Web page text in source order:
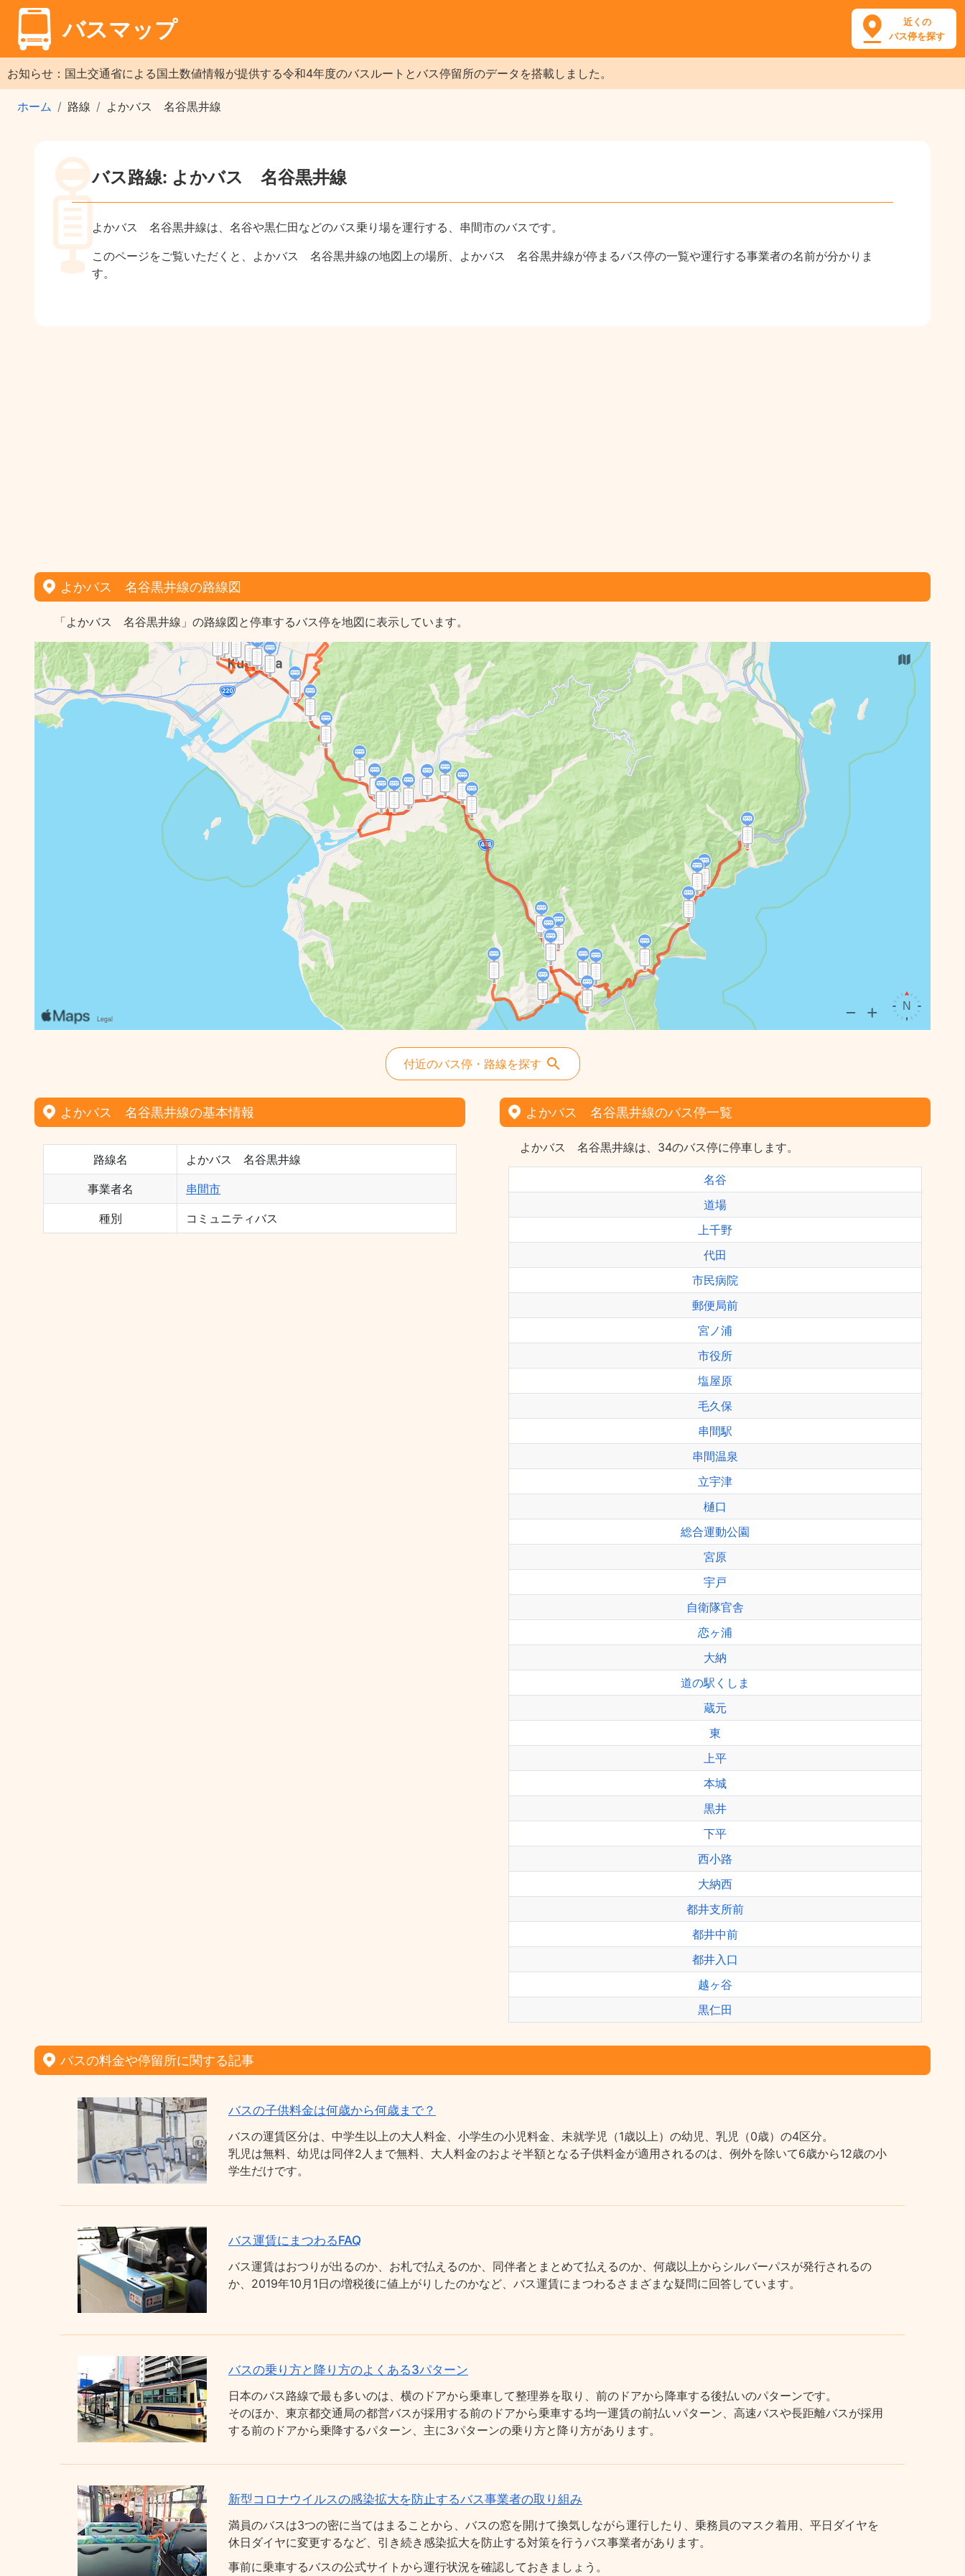
バスマップ
近くの
バス停を探す
お知らせ：国土交通省による国土数値情報が提供する令和4年度のバスルートとバス停留所のデータを搭載しました。
ホーム 路線 よかバス 名谷黒井線
バス路線: よかバス 名谷黒井線
よかバス 名谷黒井線は、名谷や黒仁田などのバス乗り場を運行する、串間市のバスです。
このページをご覧いただくと、よかバス 名谷黒井線の地図上の場所、よかバス 名谷黒井線が停まるバス停の一覧や運行する事業者の名前が分かりま
す。
よかバス 名谷黒井線の路線図
「よかバス 名谷黒井線」の路線図と停車するバス停を地図に表示しています。
付近のバス停・路線を探す
よかバス 名谷黒井線の基本情報
路線名 よかバス 名谷黒井線
事業者名 串間市
種別 コミュニティバス
よかバス 名谷黒井線のバス停一覧
よかバス 名谷黒井線は、34のバス停に停車します。
名谷
道場
上千野
代田
市民病院
郵便局前
宮ノ浦
市役所
塩屋原
毛久保
串間駅
串間温泉
立宇津
樋口
総合運動公園
宮原
宇戸
自衛隊官舎
恋ヶ浦
大納
道の駅くしま
蔵元
東
上平
本城
黒井
下平
西小路
大納西
都井支所前
都井中前
都井入口
越ヶ谷
黒仁田
バスの料金や停留所に関する記事
バスの子供料金は何歳から何歳まで？
バスの運賃区分は、中学生以上の大人料金、小学生の小児料金、未就学児（1歳以上）の幼児、乳児（0歳）の4区分。
乳児は無料、幼児は同伴2人まで無料、大人料金のおよそ半額となる子供料金が適用されるのは、例外を除いて6歳から12歳の小
学生だけです。
バス運賃にまつわるFAQ
バス運賃はおつりが出るのか、お札で払えるのか、同伴者とまとめて払えるのか、何歳以上からシルバーパスが発行されるの
か、2019年10月1日の増税後に値上がりしたのかなど、バス運賃にまつわるさまざまな疑問に回答しています。
バスの乗り方と降り方のよくある3パターン
日本のバス路線で最も多いのは、横のドアから乗車して整理券を取り、前のドアから降車する後払いのパターンです。
そのほか、東京都交通局の都営バスが採用する前のドアから乗車する均一運賃の前払いパターン、高速バスや長距離バスが採用
する前のドアから乗降するパターン、主に3パターンの乗り方と降り方があります。
新型コロナウイルスの感染拡大を防止するバス事業者の取り組み
満員のバスは3つの密に当てはまることから、バスの窓を開けて換気しながら運行したり、乗務員のマスク着用、平日ダイヤを
休日ダイヤに変更するなど、引き続き感染拡大を防止する対策を行うバス事業者があります。
事前に乗車するバスの公式サイトから運行状況を確認しておきましょう。